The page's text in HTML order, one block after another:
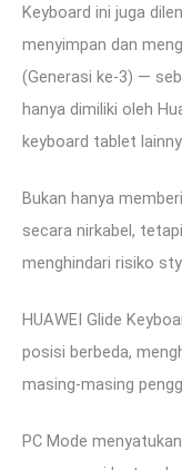
Keyboard ini juga
menyimpan dan
(Generasi ke-3) —
hanya dimiliki oleh
keyboard tablet
Bukan hanya
secara nirkabel,
menghindari risiko
HUAWEI Glide
posisi berbeda,
masing-masing
PC Mode